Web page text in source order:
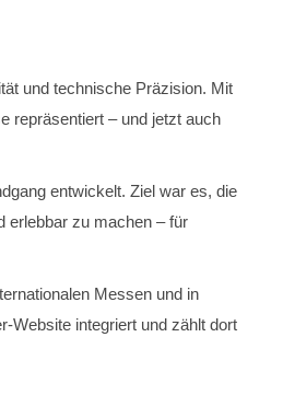
und technische Präzision. Mit
repräsentiert – und jetzt auch
entwickelt. Ziel war es, die
erlebbar zu machen – für
Messen und in
Website integriert und zählt dort